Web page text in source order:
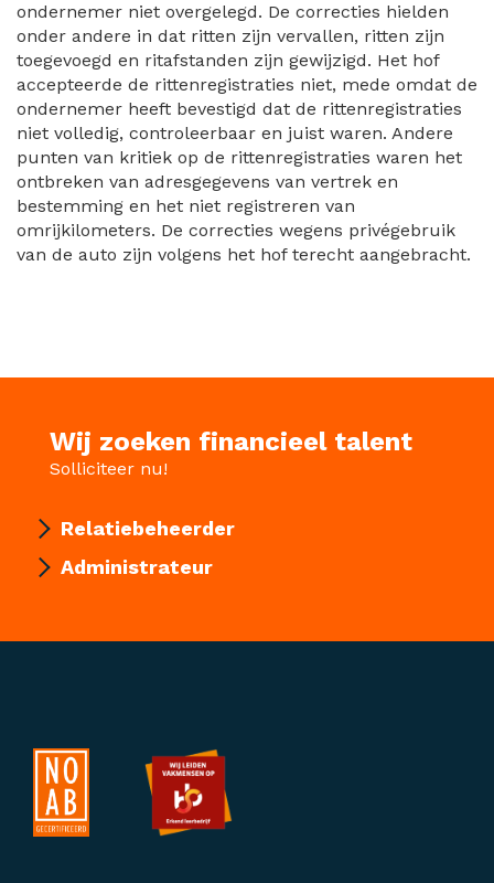
ondernemer niet overgelegd. De correcties hielden
onder andere in dat ritten zijn vervallen, ritten zijn
toegevoegd en ritafstanden zijn gewijzigd. Het hof
accepteerde de rittenregistraties niet, mede omdat de
ondernemer heeft bevestigd dat de rittenregistraties
niet volledig, controleerbaar en juist waren. Andere
punten van kritiek op de rittenregistraties waren het
ontbreken van adresgegevens van vertrek en
bestemming en het niet registreren van
omrijkilometers. De correcties wegens privégebruik
van de auto zijn volgens het hof terecht aangebracht.
Wij zoeken financieel talent
Solliciteer nu!
Relatiebeheerder
Administrateur